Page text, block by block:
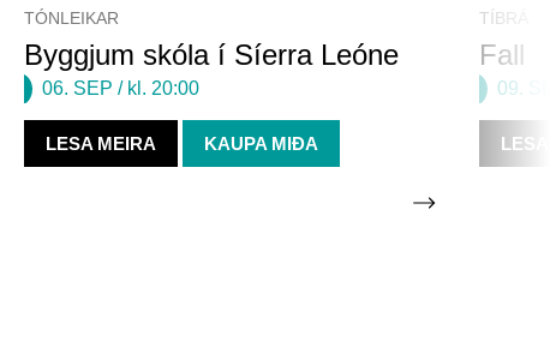
TÓNLEIKAR
Byggjum skóla í Síerra Leóne
06. SEP / kl. 20:00
LESA MEIRA KAUPA MIÐA
TÍBRÁ
Fall
09.